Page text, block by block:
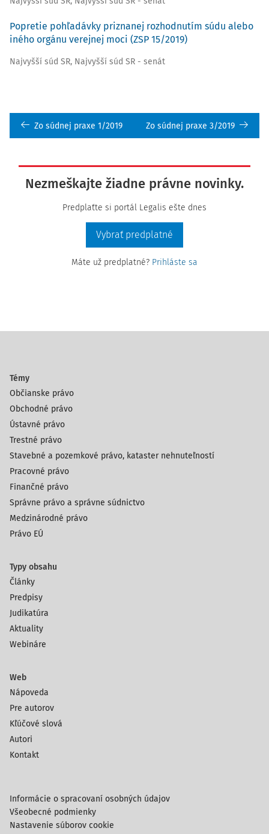
Popretie pohľadávky priznanej rozhodnutím súdu alebo
iného orgánu verejnej moci (ZSP 15/2019)
Najvyšší súd SR, Najvyšší súd SR - senát
Zo súdnej praxe 1/2019 Zo súdnej praxe 3/2019
Nezmeškajte žiadne právne novinky.
Predplaťte si portál Legalis ešte dnes
Vybrať predplatné
Máte už predplatné? Prihláste sa
Témy
Občianske právo
Obchodné právo
Ústavné právo
Trestné právo
Stavebné a pozemkové právo, kataster nehnuteľností
Pracovné právo
Finančné právo
Správne právo a správne súdnictvo
Medzinárodné právo
Právo EÚ
Typy obsahu
Články
Predpisy
Judikatúra
Aktuality
Webináre
Web
Nápoveda
Pre autorov
Kľúčové slová
Autori
Kontakt
Informácie o spracovaní osobných údajov
Všeobecné podmienky
Nastavenie súborov cookie